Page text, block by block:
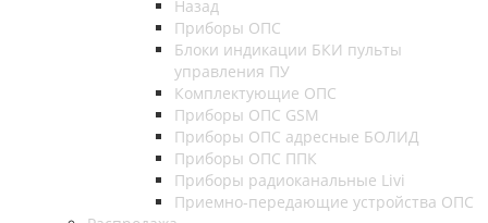
Назад
Приборы ОПС
Блоки индикации БКИ пульты
управления ПУ
Комплектующие ОПС
Приборы ОПС GSM
Приборы ОПС адресные БОЛИД
Приборы ОПС ППК
Приборы радиоканальные Livi
Приемно-передающие устройства ОПС